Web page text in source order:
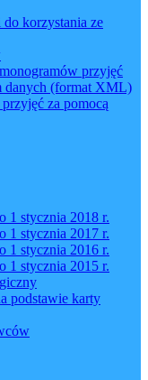
korzystania ze
przyjęć
danych (format XML)
za pomocą
1 stycznia 2018 r.
1 stycznia 2017 r.
1 stycznia 2016 r.
1 stycznia 2015 r.
podstawie karty